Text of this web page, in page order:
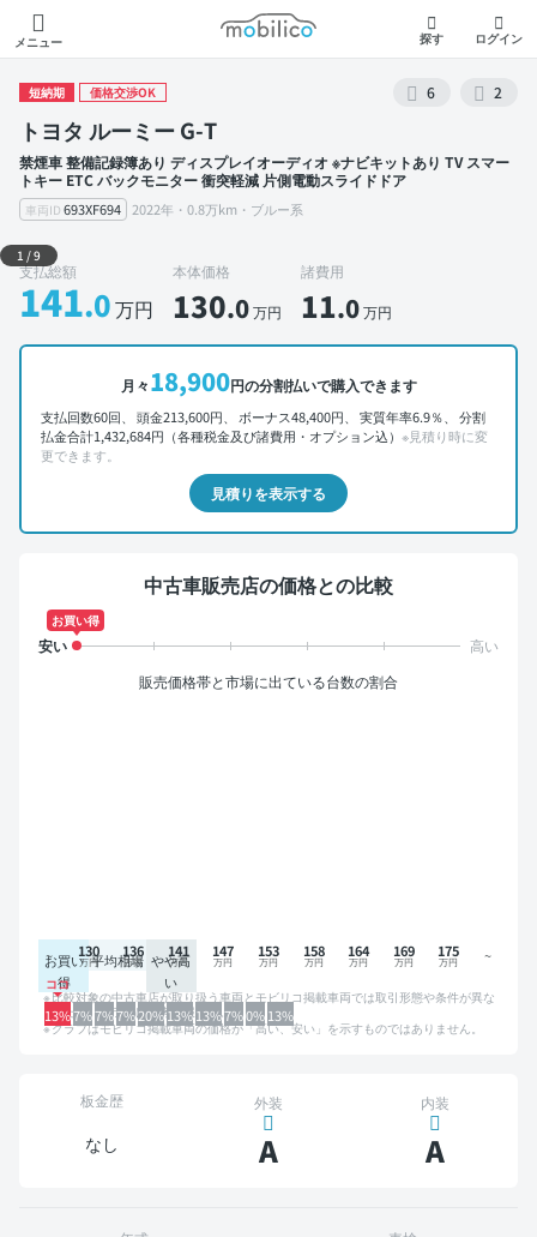
メニュー
モビリコ
探す ログイン
短納期 価格交渉OK 6 2
トヨタ ルーミー G-T
禁煙車 整備記録簿あり ディスプレイオーディオ ※ナビキットあり TV スマー
トキー ETC バックモニター 衝突軽減 片側電動スライドドア
車両ID 693XF694 2022年・0.8万km・ブルー系
外装 左前
1 /9
支払総額
141.0万円
本体価格
130.0万円
諸費用
11.0万円
月々18,900円の分割払いで購入できます
支払回数60回、 頭金213,600円、 ボーナス48,400円、 実質年率6.9％、 分割
払金合計1,432,684円（各種税金及び諸費用・オプション込） ※見積り時に変
更できます。
見積りを表示する
中古車販売店の価格との比較
お買い得
販売価格帯と市場に出ている台数の割合
お買い
得
平均相場 やや高
い
13%7%7%7%20%13%13%7%0%13%
130 136 141 147 153 158 164 169 175
比較対象の中古車店が取り扱う車両とモビリコ掲載車両では取引形態や条件が異な
るため、グラフは参考情報です。
グラフはモビリコ掲載車両の価格が「高い、安い」を示すものではありません。
板金歴
なし
外装
A
内装
A